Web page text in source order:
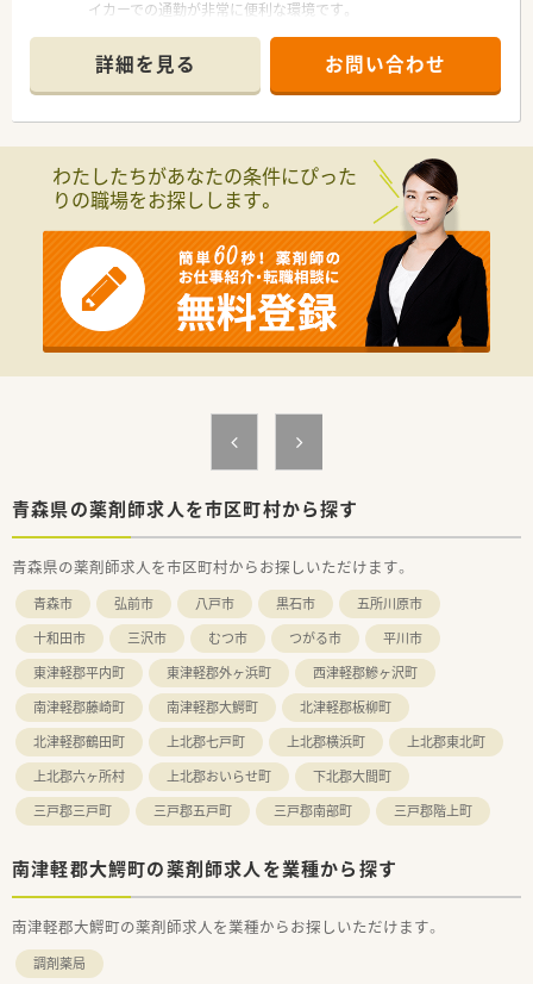
イカーでの通勤が非常に便利な環境です。
多科目の処方箋を1日50枚ほど応需しています。
■薬剤師は常勤2名と非常勤2名の計4名体制で運営しており、処
方箋枚数に対して余裕のある人員配置です。
■青森県内に本社を構え、クリニックや病院の門前など地域に根
差した店舗展開を行っている調剤薬局法人です。
■社長自身も薬剤師免許を保有しており、現場の状況や薬剤師の
業務内容を深く理解しているため安心感があります。
■2025年には県内3店舗目となる新店舗のオープンを予定して
おり、着実に事業を拡大している成長企業です。
詳細を見る お問い合わせ
わたしたちがあなたの条件にぴった
りの職場をお探しします。
青森県の薬剤師求人を市区町村から探す
青森県の薬剤師求人を市区町村からお探しいただけます。
青森市 弘前市 八戸市 黒石市
五所川原市
十和田市
三沢市 むつ市 つがる市
平川市
東津軽郡平内町
東津軽郡外ヶ浜町
西津軽郡鰺ヶ沢町
南津軽郡藤崎町
南津軽郡大鰐町
北津軽郡板柳町
北津軽郡鶴田町
上北郡七戸町 上北郡横浜町
上北郡東北町
上北郡六ヶ所村
上北郡おいらせ町
下北郡大間町
三戸郡三戸町
三戸郡五戸町 三戸郡南部町 三戸郡階上町
南津軽郡大鰐町の薬剤師求人を業種から探す
南津軽郡大鰐町の薬剤師求人を業種からお探しいただけます。
調剤薬局